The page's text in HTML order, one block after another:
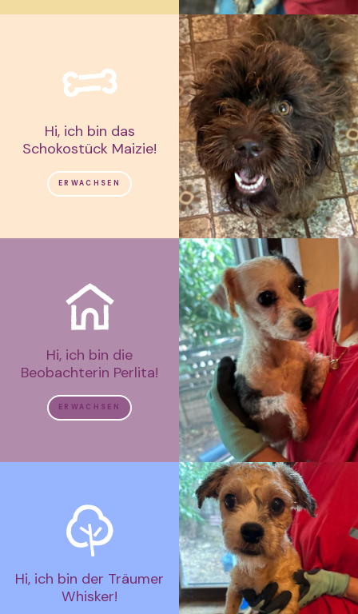
Hi, ich bin das
Schokostück Maizie!
ERWACHSEN
Hi, ich bin die
Beobachterin Perlita!
ERWACHSEN
Hi, ich bin der Träumer
Whisker!